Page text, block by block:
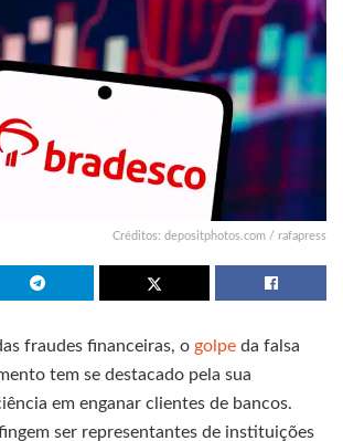
Créditos: depositphotos.com / rafapress
fraudes financeiras, o golpe da falsa
tem se destacado pela sua
em enganar clientes de bancos.
ser representantes de instituições